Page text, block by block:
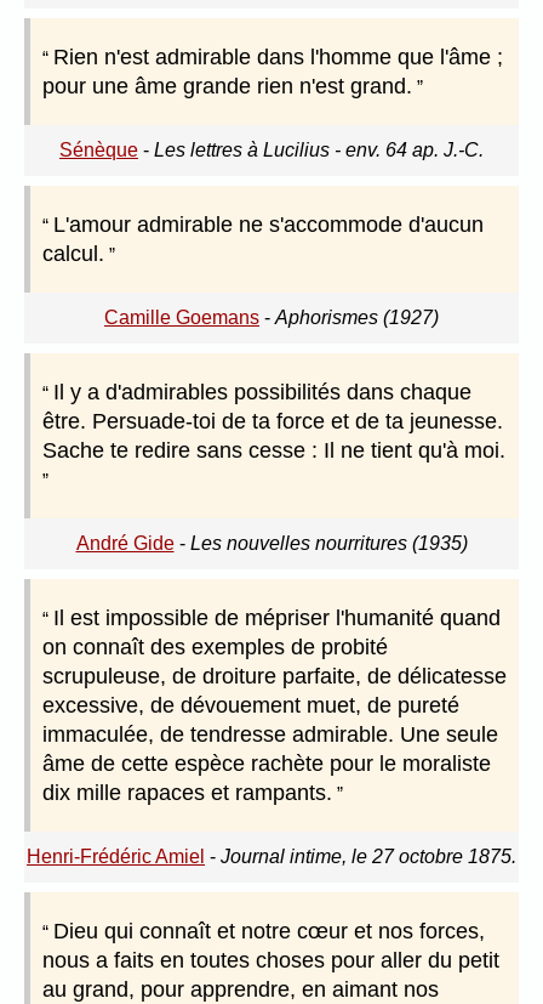
Rien n'est admirable dans l'homme que l'âme ;
pour une âme grande rien n'est grand.
Sénèque - Les lettres à Lucilius - env. 64 ap. J.-C.
L'amour admirable ne s'accommode d'aucun
calcul.
Camille Goemans - Aphorismes (1927)
Il y a d'admirables possibilités dans chaque
être. Persuade-toi de ta force et de ta jeunesse.
Sache te redire sans cesse : Il ne tient qu'à moi.
André Gide- Les nouvelles nourritures (1935)
Il est impossible de mépriser l'humanité quand
on connaît des exemples de probité
scrupuleuse, de droiture parfaite, de délicatesse
excessive, de dévouement muet, de pureté
immaculée, de tendresse admirable. Une seule
âme de cette espèce rachète pour le moraliste
dix mille rapaces et rampants.
Henri-Frédéric Amiel - Journal intime, le 27 octobre 1875.
Dieu qui connaît et notre cœur et nos forces,
nous a faits en toutes choses pour aller du petit
au grand, pour apprendre, en aimant nos